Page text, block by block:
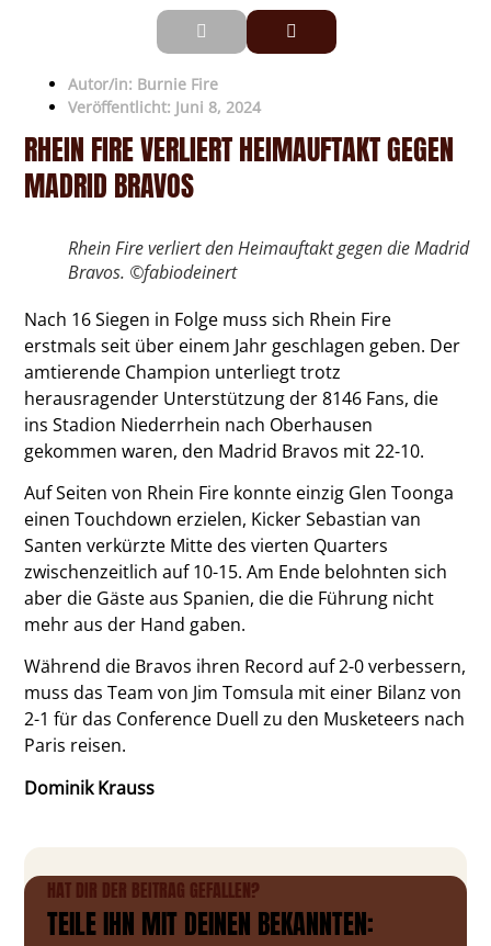
Autor/in: Burnie Fire
Veröffentlicht: Juni 8, 2024
RHEIN FIRE VERLIERT HEIMAUFTAKT GEGEN
MADRID BRAVOS
Rhein Fire verliert den Heimauftakt gegen die Madrid
Bravos. ©fabiodeinert
Nach 16 Siegen in Folge muss sich Rhein Fire
erstmals seit über einem Jahr geschlagen geben. Der
amtierende Champion unterliegt trotz
herausragender Unterstützung der 8146 Fans, die
ins Stadion Niederrhein nach Oberhausen
gekommen waren, den Madrid Bravos mit 22-10.
Auf Seiten von Rhein Fire konnte einzig Glen Toonga
einen Touchdown erzielen, Kicker Sebastian van
Santen verkürzte Mitte des vierten Quarters
zwischenzeitlich auf 10-15. Am Ende belohnten sich
aber die Gäste aus Spanien, die die Führung nicht
mehr aus der Hand gaben.
Während die Bravos ihren Record auf 2-0 verbessern,
muss das Team von Jim Tomsula mit einer Bilanz von
2-1 für das Conference Duell zu den Musketeers nach
Paris reisen.
Dominik Krauss
HAT DIR DER BEITRAG GEFALLEN?
TEILE IHN MIT DEINEN BEKANNTEN: